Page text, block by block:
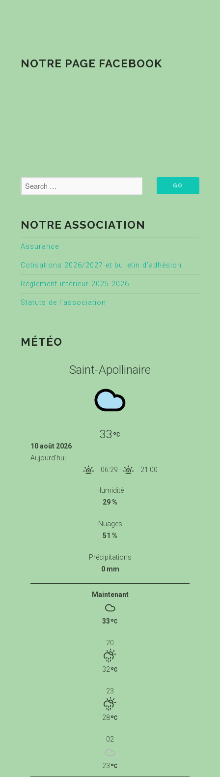
NOTRE PAGE FACEBOOK
NOTRE ASSOCIATION
Assurance
Cotisations 2026/2027 et bulletin d’adhésion
Règlement intérieur 2025-2026
Statuts de l’association
MÉTÉO
Saint-Apollinaire
33
10 août 2026
Aujourd'hui
06:29 - 21:00
Humidité
29 %
Nuages
51 %
Précipitations
0 mm
Maintenant
33
20
32
23
28
02
23